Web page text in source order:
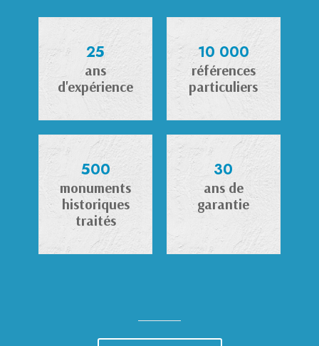
25
ans
d'expérience
10 000
références
particuliers
500
monuments
historiques
traités
30
ans de
garantie